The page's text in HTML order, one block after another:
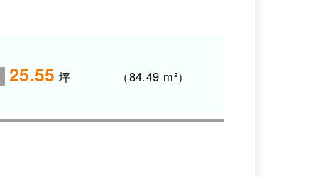
25.55 坪 （84.49 m²）